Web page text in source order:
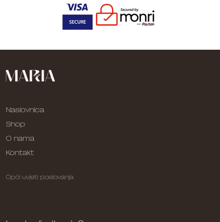
Naslovnica
Shop
O nama
Kontakt
Opći uvjeti poslovanja